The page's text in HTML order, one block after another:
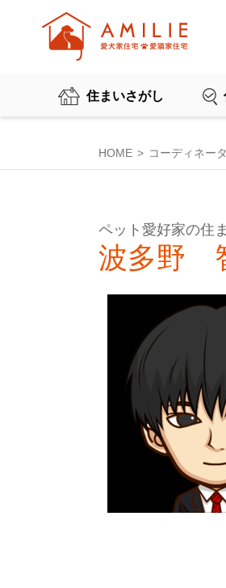
住まいさがし
HOME コーディネー
ペット愛好家の住
波多野